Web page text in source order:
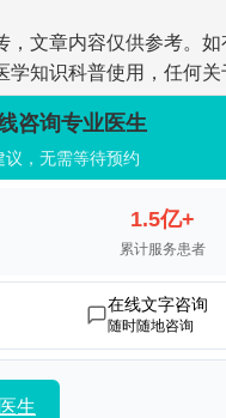
，文章内容仅供参考。
学知识科普使用，任何
咨询专业医生
，无需等待预约
1.5亿+
累计服务患者
在线文字咨询
随时随地咨询
生